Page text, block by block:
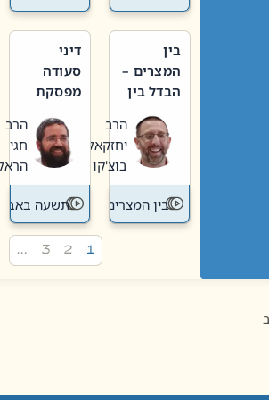
בין
המצרים –
הבדל בין
חדשה
לישנה
הרב
יחזקאל
בוצ'קו
בין המצרים
דיני
סעודה
מפסקת
תשעה
באב
הרב
חגי
הראל
תשעה באב